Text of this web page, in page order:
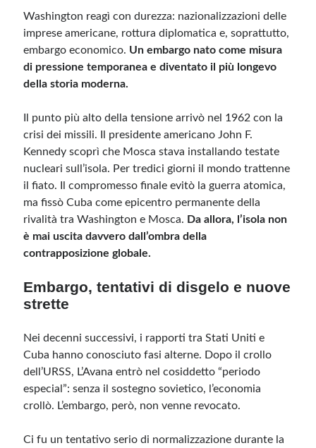
Washington reagì con durezza: nazionalizzazioni delle
imprese americane, rottura diplomatica e, soprattutto,
embargo economico. Un embargo nato come misura
di pressione temporanea e diventato il più longevo
della storia moderna.
Il punto più alto della tensione arrivò nel 1962 con la
crisi dei missili. Il presidente americano John F.
Kennedy scoprì che Mosca stava installando testate
nucleari sull’isola. Per tredici giorni il mondo trattenne
il fiato. Il compromesso finale evitò la guerra atomica,
ma fissò Cuba come epicentro permanente della
rivalità tra Washington e Mosca. Da allora, l’isola non
è mai uscita davvero dall’ombra della
contrapposizione globale.
Embargo, tentativi di disgelo e nuove
strette
Nei decenni successivi, i rapporti tra Stati Uniti e
Cuba hanno conosciuto fasi alterne. Dopo il crollo
dell’URSS, L’Avana entrò nel cosiddetto “periodo
especial”: senza il sostegno sovietico, l’economia
crollò. L’embargo, però, non venne revocato.
Ci fu un tentativo serio di normalizzazione durante la